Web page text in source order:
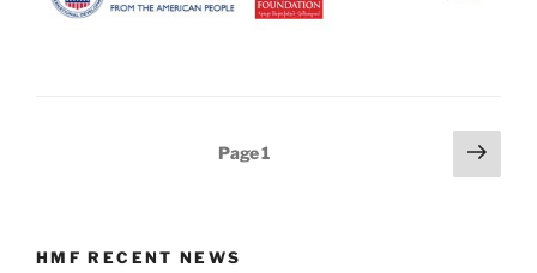
Page1
Next
page
HMF RECENT NEWS